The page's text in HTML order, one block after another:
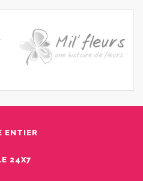
ENTIER
​​24X7